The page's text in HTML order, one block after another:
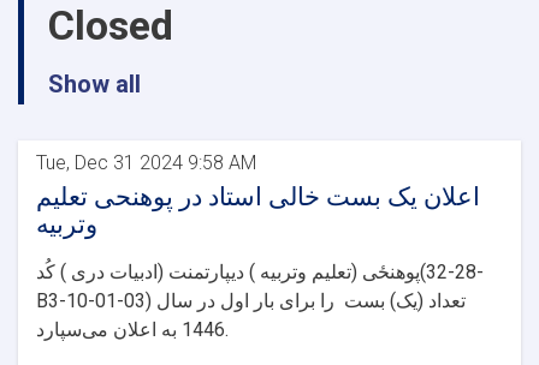
ستوماتولوژیClosed
Show all
Tue, Dec 31 2024 9:58 AM
اعلان یک بست خالی استاد در پوهنحی تعلیم
وتربیه
پوهنځی (تعلیم وتربیه ) دیپارتمنت (ادبیات دری ) کُد(28-32-
B3-10-01-03) تعداد (یک) بست را برای بار اول در سال
1446 به اعلان می‌سپارد.